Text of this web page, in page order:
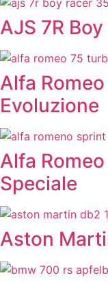
AJS 7R
Alfa
Evoluzione
Alfa
Speciale
Aston